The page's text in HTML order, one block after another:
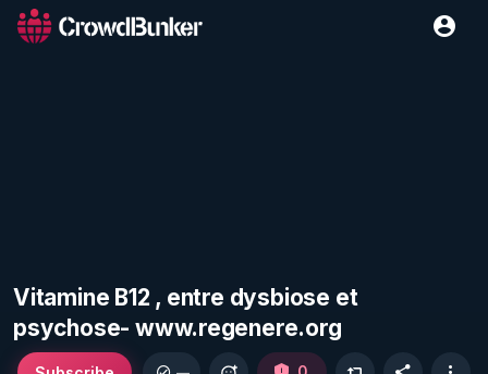
Vitamine B12 , entre dysbiose et
psychose- www.regenere.org